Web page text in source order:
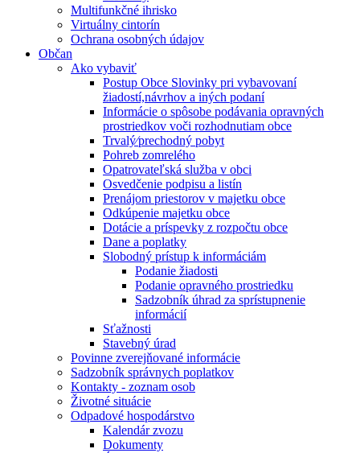
Multifunkčné ihrisko
Virtuálny cintorín
Ochrana osobných údajov
Občan
Ako vybaviť
Postup Obce Slovinky pri vybavovaní
žiadostí,návrhov a iných podaní
Informácie o spôsobe podávania opravných
prostriedkov voči rozhodnutiam obce
Trvalý⁄prechodný pobyt
Pohreb zomrelého
Opatrovateľská služba v obci
Osvedčenie podpisu a listín
Prenájom priestorov v majetku obce
Odkúpenie majetku obce
Dotácie a príspevky z rozpočtu obce
Dane a poplatky
Slobodný prístup k informáciám
Podanie žiadosti
Podanie opravného prostriedku
Sadzobník úhrad za sprístupnenie
informácií
Sťažnosti
Stavebný úrad
Povinne zverejňované informácie
Sadzobník správnych poplatkov
Kontakty - zoznam osob
Životné situácie
Odpadové hospodárstvo
Kalendár zvozu
Dokumenty